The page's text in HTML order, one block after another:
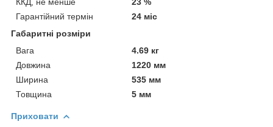
Гарантійний термін
24 міс
Габаритні розміри
Вага
4.69 кг
Довжина
1220 мм
Ширина
535 мм
Товщина
5 мм
Приховати